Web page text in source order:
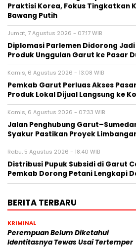
Praktisi Korea, Fokus Tingkatkan
Bawang Putih
Jumat, 7 Agustus 2026 - 07:17 WIB
Diplomasi Parlemen Didorong
Produk Unggulan Garut ke Pasar
Kamis, 6 Agustus 2026 - 13:08 WIB
Pemkab Garut Perluas Akses
Produk Lokal Dijual Langsung ke
Kamis, 6 Agustus 2026 - 07:33 WIB
Jalan Penghubung
Syakur Pastikan Proyek
Rabu, 5 Agustus 2026 - 18:40 WIB
Distribusi Pupuk Subsidi di Garut
Pemkab Dorong Petani Lengkapi
BERITA TERBARU
KRIMINAL
Perempuan Belum Diketahui
Identitasnya Tewas Usai Tertemper